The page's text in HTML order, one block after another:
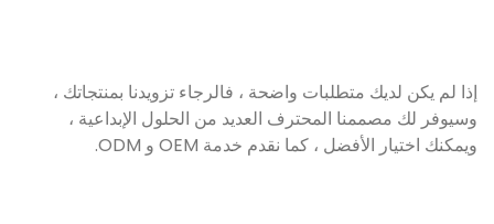
إذا لم يكن لديك متطلبات واضحة ، فالرجاء تزويدنا بمنتجاتك ،
وسيوفر لك مصممنا المحترف العديد من الحلول الإبداعية ،
ويمكنك اختيار الأفضل ، كما نقدم خدمة OEM و ODM.